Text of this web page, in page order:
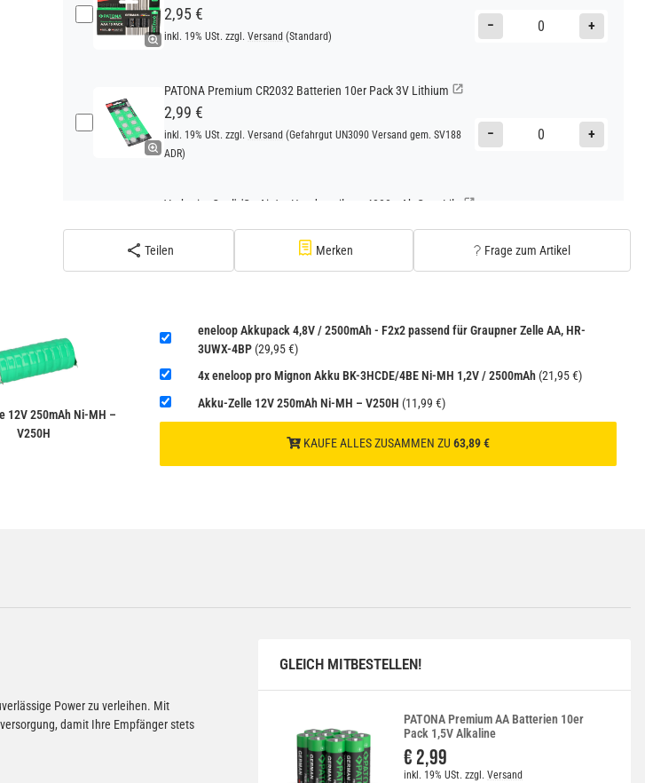
2,95 €
inkl. 19% USt. zzgl. Versand (Standard)
− +
PATONA Premium CR2032 Batterien 10er Pack 3V Lithium
2,99 €
inkl. 19% USt. zzgl. Versand (Gefahrgut UN3090 Versand gem. SV188
ADR)
− +
Verbatim Cool'n'Go AirJet Handventilator 4000mAh Grau Lila
22,95 €
inkl. 19% USt. zzgl.
(Gefahrgut UN3480 Versand gem. SV188
Teilen Merken Frage zum Artikel
12V 250mAh Ni-MH –
V250H
eneloop Akkupack 4,8V / 2500mAh - F2x2 passend für Graupner Zelle AA, HR-
3UWX-4BP (29,95 €)
4x eneloop pro Mignon Akku BK-3HCDE/4BE Ni-MH 1,2V / 2500mAh (21,95 €)
Akku-Zelle 12V 250mAh Ni-MH – V250H (11,99 €)
KAUFE ALLES ZUSAMMEN ZU63,89 €
Power zu verleihen. Mit
damit Ihre Empfänger stets
GLEICH MITBESTELLEN!
PATONA Premium AA Batterien 10er
Pack 1,5V Alkaline
€ 2,99
inkl. 19% USt. zzgl.Versand